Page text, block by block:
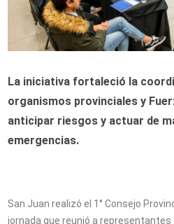
La iniciativa fortaleció la
organismos provinciales y
anticipar riesgos y actuar de
emergencias.
San Juan realizó el 1° Consejo
jornada que reunió a